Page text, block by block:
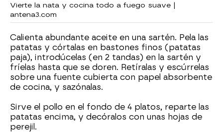
Vierte la nata y cocina todo a fuego suave |
antena3.com
Calienta abundante aceite en una sartén. Pela las
patatas y córtalas en bastones finos (patatas
paja), introdúcelas (en 2 tandas) en la sartén y
fríelas hasta que se doren. Retíralas y escúrrelas
sobre una fuente cubierta con papel absorbente
de cocina, y sazónalas.
Sirve el pollo en el fondo de 4 platos, reparte las
patatas encima, y decóralos con unas hojas de
perejil.